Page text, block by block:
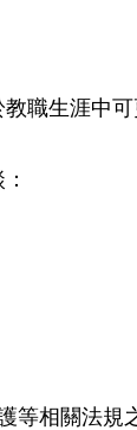
職生涯中
等相關法規